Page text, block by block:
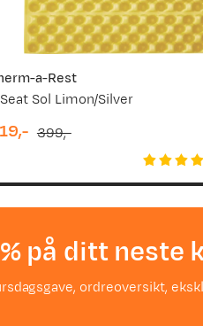
a-Rest
Sol Limon/Silver
399,-
på ditt neste
ordreoversikt,